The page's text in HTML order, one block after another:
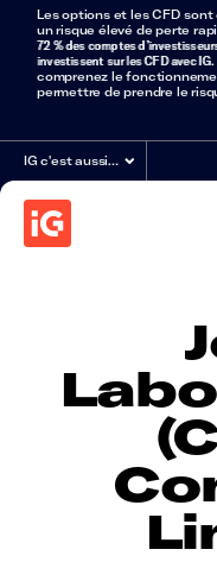
Les options et les CFD
un risque élevé de perte
72 % des comptes
investissent sur les CFD avec IG
comprenez le
permettre de prendre le
IG c'est aussi…